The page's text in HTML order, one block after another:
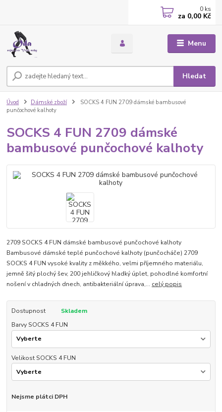
Menu
Hledat
0 ks
za 0,00 Kč
Úvod Dámské zboží
SOCKS 4 FUN 2709 dámské bambusové
punčochové kalhoty
SOCKS 4 FUN 2709 dámské
bambusové punčochové kalhoty
2709 SOCKS 4 FUN dámské bambusové punčochové kalhoty
Bambusové dámské teplé punčochové kalhoty (punčocháče) 2709
SOCKS 4 FUN vysoké kvality z měkkého, velmi příjemného materiálu,
jemně šitý plochý šev, 200 jehličkový hladký úplet, pohodlné komfortní
nošení v chladných dnech, antibakteriální úprava,... celý popis
Dostupnost
Skladem
Barvy SOCKS 4 FUN
Velikost SOCKS 4 FUN
Nejsme plátci DPH